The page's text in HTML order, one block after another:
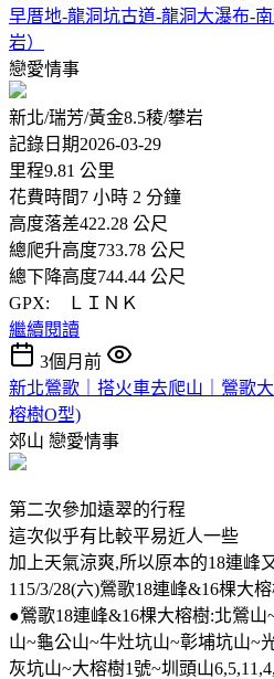
早厝地-龍洞坑古道-龍洞大瀑布-
岩）
戀愛情事
新北/瑞芳/黃金8.5稜/攀岩
記錄日期2026-03-29
里程9.81 公里
花費時間7 小時 2 分鐘
高度落差422.28 公尺
總爬升高度733.78 公尺
總下降高度744.44 公尺
GPX: ＬＩＮＫ
繼續閱讀
3個月前
新北鶯歌｜搭火車去爬山｜鶯歌
榕樹O型)
郊山 戀愛情事
第二次參加遠翠的行程
這次似乎有比較平易近人一些
加上天氣涼爽,所以原本的18連峰
115/3/28(六)鶯歌18連峰&16棵大
●鶯歌18連峰&16棵大榕樹:北鶯
山~龜公山~牛灶坑山~彰埔坑山~
灰坑山~大榕樹1號~圳頭山